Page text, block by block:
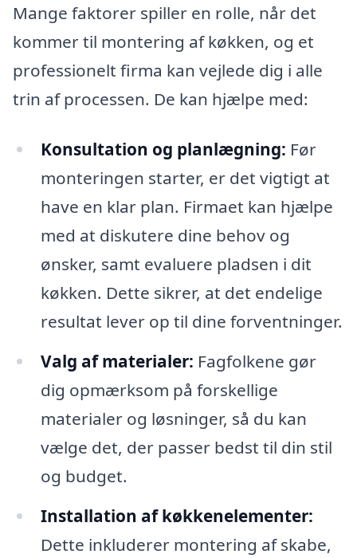
Mange faktorer spiller en rolle, når det
kommer til montering af køkken, og et
professionelt firma kan vejlede dig i alle
trin af processen. De kan hjælpe med:
Konsultation og planlægning: Før
monteringen starter, er det vigtigt at
have en klar plan. Firmaet kan hjælpe
med at diskutere dine behov og
ønsker, samt evaluere pladsen i dit
køkken. Dette sikrer, at det endelige
resultat lever op til dine forventninger.
Valg af materialer: Fagfolkene gør
dig opmærksom på forskellige
materialer og løsninger, så du kan
vælge det, der passer bedst til din stil
og budget.
Installation af køkkenelementer:
Dette inkluderer montering af skabe,